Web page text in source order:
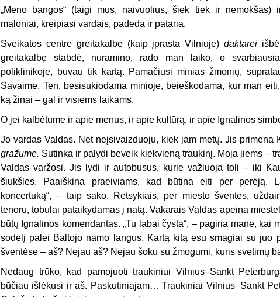
„Meno bangos“ (taigi mus, naivuolius, šiek tiek ir nemokšas)
maloniai, kreipiasi vardais, padeda ir pataria.
Sveikatos centre greitakalbe (kaip įprasta Vilniuje) daktarei
greitakalbę stabdė, nuramino, rado man laiko, o
poliklinikoje, buvau tik kartą. Pamačiusi minias žmonių,
Savaime. Ten, besisukiodama minioje, beieškodama, kur man
ką žinai – gal ir visiems laikams.
O jei kalbėtume ir apie menus, ir apie kultūrą, ir apie Ignalinos
Jo vardas Valdas. Net neįsivaizduoju, kiek jam metų. Jis primena
gražume. Sutinka ir palydi beveik kiekvieną traukinį. Moja jiems –
Valdas varžosi. Jis lydi ir autobusus, kurie važiuoja toli – iki
šiukšles. Paaiškina praeiviams, kad būtina eiti per perėją.
koncertuką“, – taip sako. Retsykiais, per miesto šventes,
tenoru, tobulai pataikydamas į natą. Vakarais Valdas apeina
būtų Ignalinos komendantas. „Tu labai čysta“, – pagiria mane, kai
sodelį palei Baltojo namo langus. Kartą kitą esu smagiai su juo
šventėse – aš? Nejau aš? Nejau šoku su žmogumi, kuris svetimų
Nedaug trūko, kad pamojuoti traukiniui Vilnius–Sankt
būčiau išlėkusi ir aš. Paskutiniajam… Traukiniai Vilnius–Sankt